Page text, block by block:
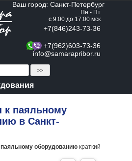
Ваш город: Санкт-Петербург
Пн - Пт
с 9:00 до 17:00 мск
+7(846)243-73-36
+7(962)603-73-36
info@samarapribor.ru
к паяльному
в Санкт-
оборудованию краткий